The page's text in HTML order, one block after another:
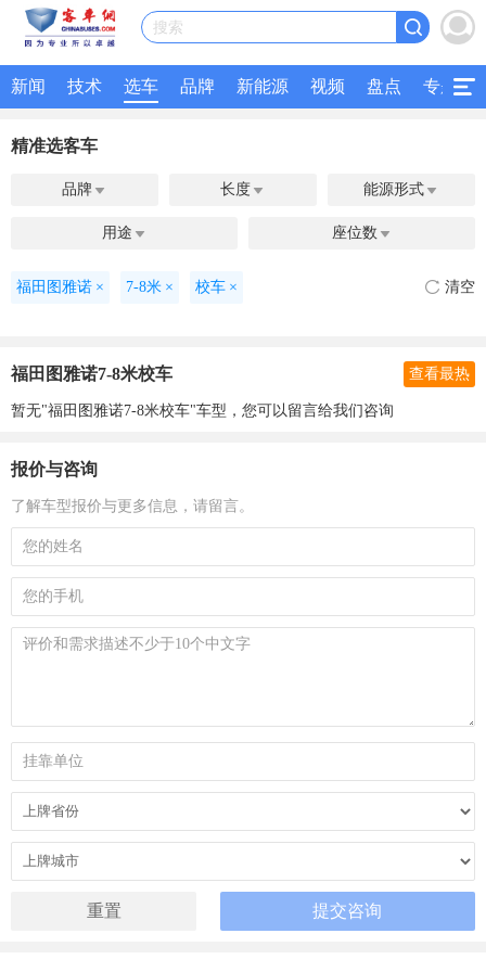
搜索
新闻 技术 选车 品牌 新能源 视频 盘点 专题
精准选客车
品牌  长度  能源形式 
用途  座位数 
福田图雅诺 × 7-8米 × 校车 × 清空
福田图雅诺7-8米校车 查看最热
暂无"福田图雅诺7-8米校车"车型，您可以留言给我们咨询
报价与咨询
了解车型报价与更多信息，请留言。